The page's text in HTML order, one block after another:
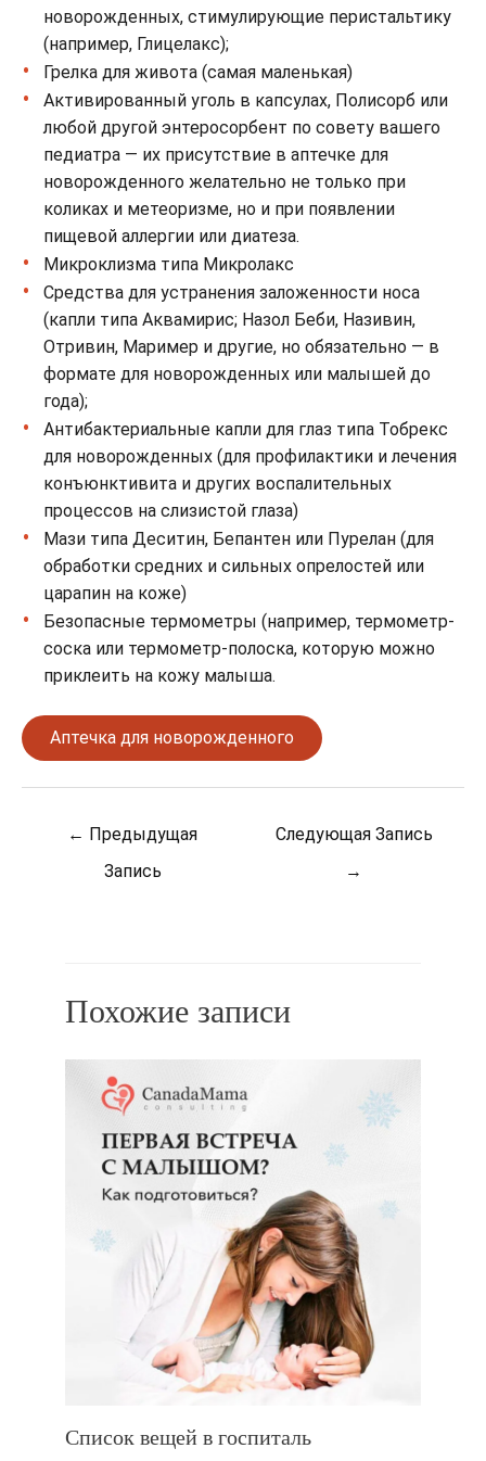
новорожденных, стимулирующие перистальтику
(например, Глицелакс);
Грелка для живота (самая маленькая)
Активированный уголь в капсулах, Полисорб или
любой другой энтеросорбент по совету вашего
педиатра — их присутствие в аптечке для
новорожденного желательно не только при
коликах и метеоризме, но и при появлении
пищевой аллергии или диатеза.
Микроклизма типа Микролакс
Средства для устранения заложенности носа
(капли типа Аквамирис; Назол Беби, Називин,
Отривин, Маример и другие, но обязательно — в
формате для новорожденных или малышей до
года);
Антибактериальные капли для глаз типа Тобрекс
для новорожденных (для профилактики и лечения
конъюнктивита и других воспалительных
процессов на слизистой глаза)
Мази типа Деситин, Бепантен или Пурелан (для
обработки средних и сильных опрелостей или
царапин на коже)
Безопасные термометры (например, термометр-
соска или термометр-полоска, которую можно
приклеить на кожу малыша.
Аптечка для новорожденного
← Предыдущая
Запись
Следующая Запись
→
Похожие записи
Список вещей в госпиталь